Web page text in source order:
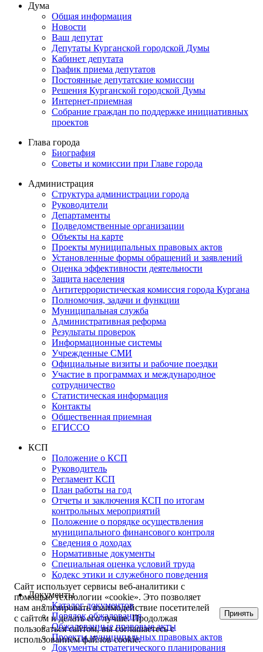
Дума
Общая информация
Новости
Ваш депутат
Депутаты Курганской городской Думы
Кабинет депутата
График приема депутатов
Постоянные депутатские комиссии
Решения Курганской городской Думы
Интернет-приемная
Собрание граждан по поддержке инициативных
проектов
Глава города
Биография
Советы и комиссии при Главе города
Администрация
Структура администрации города
Руководители
Департаменты
Подведомственные организации
Объекты на карте
Проекты муниципальных правовых актов
Установленные формы обращений и заявлений
Оценка эффективности деятельности
Защита населения
Антитеррористическая комиссия города Кургана
Полномочия, задачи и функции
Муниципальная служба
Административная реформа
Результаты проверок
Информационные системы
Учрежденные СМИ
Официальные визиты и рабочие поездки
Участие в программах и международное
сотрудничество
Статистическая информация
Контакты
Общественная приемная
ЕГИССО
КСП
Положение о КСП
Руководитель
Регламент КСП
План работы на год
Отчеты и заключения КСП по итогам
контрольных мероприятий
Положение о порядке осуществления
муниципального финансового контроля
Сведения о доходах
Нормативные документы
Специальная оценка условий труда
Кодекс этики и служебного поведения
Документы
Каталог документов
Порядок обжалования
Обжалованные правовые акты
Проекты муниципальных правовых актов
Документы стратегического планирования
Сайт использует сервисы веб-аналитики с
помощью технологии «cookie». Это позволяет
нам анализировать взаимодействие посетителей
с сайтом и делать его лучше. Продолжая
пользоваться сайтом, вы соглашаетесь с
использованием файлов cookie.
Принять